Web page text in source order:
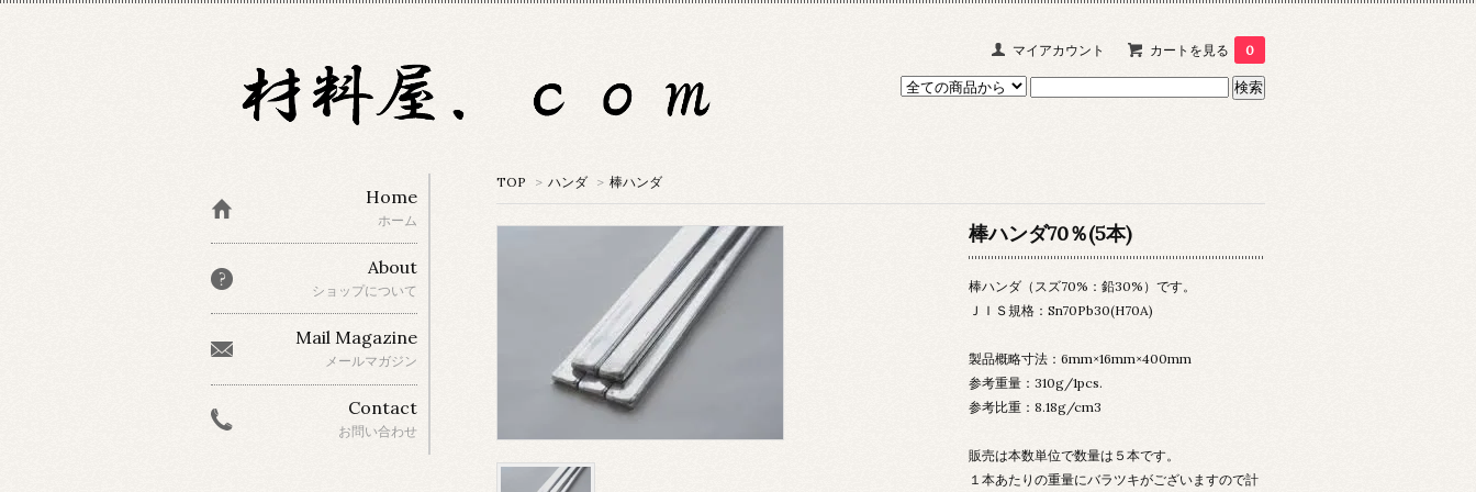
マイアカウント カートを見る 0
TOP > ハンダ > 棒ハンダ
棒ハンダ70％(5本)
棒ハンダ（スズ70%：鉛30%）です。
ＪＩＳ規格：Sn70Pb30(H70A)
製品概略寸法：6mm×16mm×400mm
参考重量：310g/1pcs.
参考比重：8.18g/cm3
販売は本数単位で数量は５本です。
１本あたりの重量にバラツキがございますので計
Home
ホーム
About
ショップについて
Mail Magazine
メールマガジン
Contact
お問い合わせ